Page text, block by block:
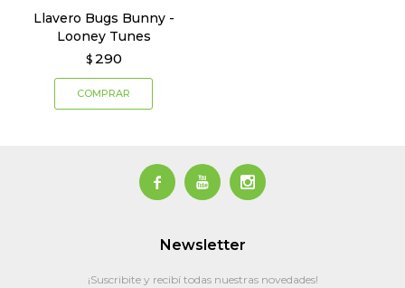
Llavero Bugs Bunny -
Looney Tunes
$ 290
  
Newsletter
¡Suscribite y recibí todas nuestras novedades!